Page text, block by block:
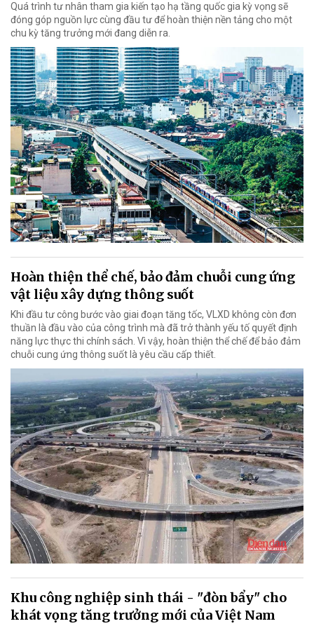
Quá trình tư nhân tham gia kiến tạo hạ tầng quốc gia kỳ vọng sẽ
đóng góp nguồn lực cùng đầu tư để hoàn thiện nền tảng cho một
chu kỳ tăng trưởng mới đang diễn ra.
Hoàn thiện thể chế, bảo đảm chuỗi cung ứng
vật liệu xây dựng thông suốt
Khi đầu tư công bước vào giai đoạn tăng tốc, VLXD không còn đơn
thuần là đầu vào của công trình mà đã trở thành yếu tố quyết định
năng lực thực thi chính sách. Vì vậy, hoàn thiện thể chế để bảo đảm
chuỗi cung ứng thông suốt là yêu cầu cấp thiết.
Khu công nghiệp sinh thái - "đòn bẩy" cho
khát vọng tăng trưởng mới của Việt Nam